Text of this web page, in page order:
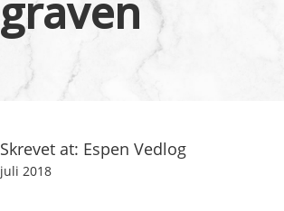
graven
Skrevet at: Espen Vedlog
juli 2018